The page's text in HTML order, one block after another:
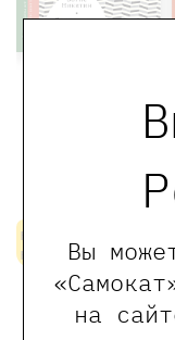
Вы
на
нет в
наличии